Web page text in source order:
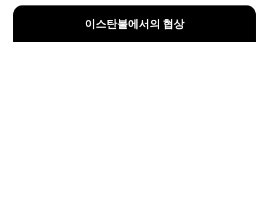
이스탄불에서의 협상